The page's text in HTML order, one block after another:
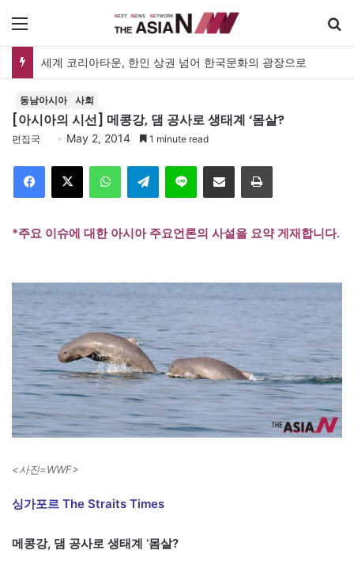
세계 코리아타운, 한인 상권 넘어 한국문화의 광장으로
동남아시아 사회
[아시아의 시선] 메콩강, 댐 공사로 생태계 ‘몸살?
편집국 May 2, 2014 1 minute read
Telegram 이메일
*주요 이슈에 대한 아시아 주요언론의 사설을 요약 게재합니다.
<사진=WWF>
싱가포르 The Straits Times
메콩강, 댐 공사로 생태계 ‘몸살?